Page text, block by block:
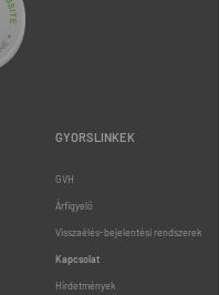
GYORSLINKEK
GVH
Árfigyelő
Visszaélés-bejelentési rendszerek
Kapcsolat
Hirdetmények